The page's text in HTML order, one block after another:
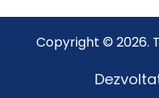
Copyright © 2026.